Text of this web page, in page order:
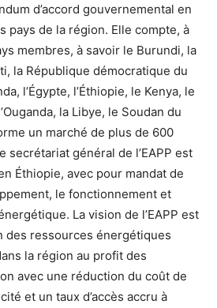
d’accord gouvernemental en
pays de la région. Elle compte, à
membres, à savoir le Burundi, la
la République démocratique du
l’Égypte, l’Éthiopie, le Kenya, le
la Libye, le Soudan du
un marché de plus de 600
secrétariat général de l’EAPP est
Éthiopie, avec pour mandat de
le fonctionnement et
La vision de l’EAPP est
des ressources énergétiques
la région au profit des
avec une réduction du coût de
et un taux d’accès accru à